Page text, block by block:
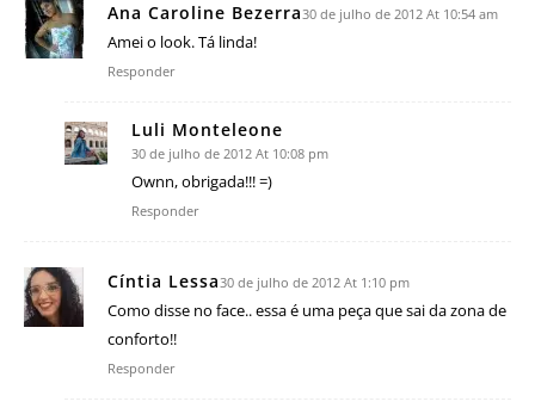
Ana Caroline Bezerra30 de julho de 2012 At 10:54 am
Amei o look. Tá linda!
Responder
Luli Monteleone
30 de julho de 2012 At 10:08 pm
Ownn, obrigada!!! =)
Responder
Cíntia Lessa30 de julho de 2012 At 1:10 pm
Como disse no face.. essa é uma peça que sai da zona de
conforto!!
Responder